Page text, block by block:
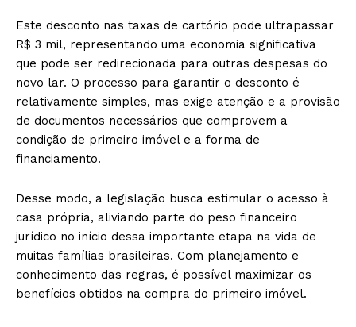
Este desconto nas taxas de cartório pode ultrapassar
R$ 3 mil, representando uma economia significativa
que pode ser redirecionada para outras despesas do
novo lar. O processo para garantir o desconto é
relativamente simples, mas exige atenção e a provisão
de documentos necessários que comprovem a
condição de primeiro imóvel e a forma de
financiamento.
Desse modo, a legislação busca estimular o acesso à
casa própria, aliviando parte do peso financeiro
jurídico no início dessa importante etapa na vida de
muitas famílias brasileiras. Com planejamento e
conhecimento das regras, é possível maximizar os
benefícios obtidos na compra do primeiro imóvel.